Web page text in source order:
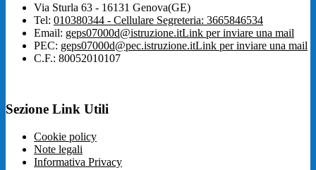
Via Sturla 63 - 16131 Genova(GE)
Tel: 010380344 - Cellulare Segreteria: 3665846534
Email: geps07000d@istruzione.itLink per inviare una mail
PEC: geps07000d@pec.istruzione.itLink per inviare una mail
C.F.: 80052010107
Sezione Link Utili
Cookie policy
Note legali
Informativa Privacy